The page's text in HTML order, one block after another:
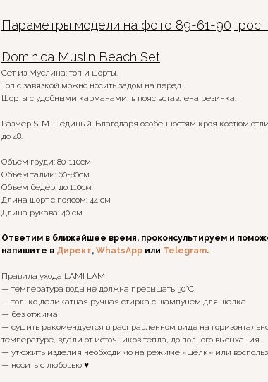
Параметры модели на фото 89-61-90, рост
Dominica Muslin Beach Set
Сет из Муслина: топ и шорты.
Топ с завязкой можно носить задом на перёд.
Шорты с удобными карманами, в пояс вставлена резинка.
Размер S-M-L единый. Благодаря особенностям кроя костюм
до 48.
Объем груди: 80-110см
Объем талии: 60-80см
Объем бедер: до 110см
Длина шорт с поясом: 44 см
Длина рукава: 40 см
Ответим в ближайшее время, проконсультируем и
напишите в Директ, WhatsApp или Telegram.
Правила ухода LAMI LAMI
— температура воды не должна превышать 30°C
— только деликатная ручная стирка с шампунем для шёлка
— без отжима
— сушить рекомендуется в расправленном виде на
температуре, вдали от источников тепла, до полного высыхания
— утюжить изделия необходимо на режиме «шёлк» или
— носить с любовью ♥️